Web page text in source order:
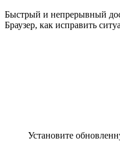
Быстрый и непрерывный
Браузер, как исправить
Установите